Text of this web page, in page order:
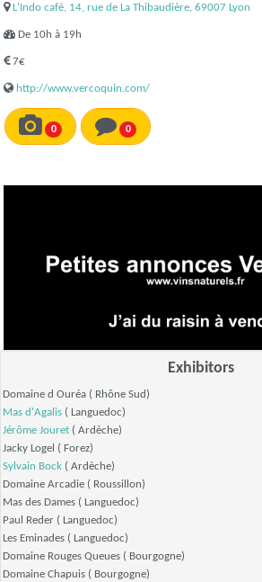
L'Indo café, 14, rue de La Thibaudière, 69007 Lyon
De 10h à 19h
7€
http://www.vercoquin.com/
0 0
Exhibitors
Domaine d Ouréa ( Rhône Sud)
Mas d'Agalis ( Languedoc)
Jérôme Jouret ( Ardèche)
Jacky Logel ( Forez)
Sylvain Bock ( Ardèche)
Domaine Arcadie ( Roussillon)
Mas des Dames ( Languedoc)
Paul Reder ( Languedoc)
Les Eminades ( Languedoc)
Domaine Rouges Queues ( Bourgogne)
Domaine Chapuis ( Bourgogne)